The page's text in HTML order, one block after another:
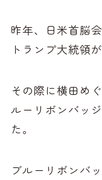
昨年、日米首脳
トランプ大統領
その際に横田め
ルーリボンバッ
た。
ブルーリボンバ